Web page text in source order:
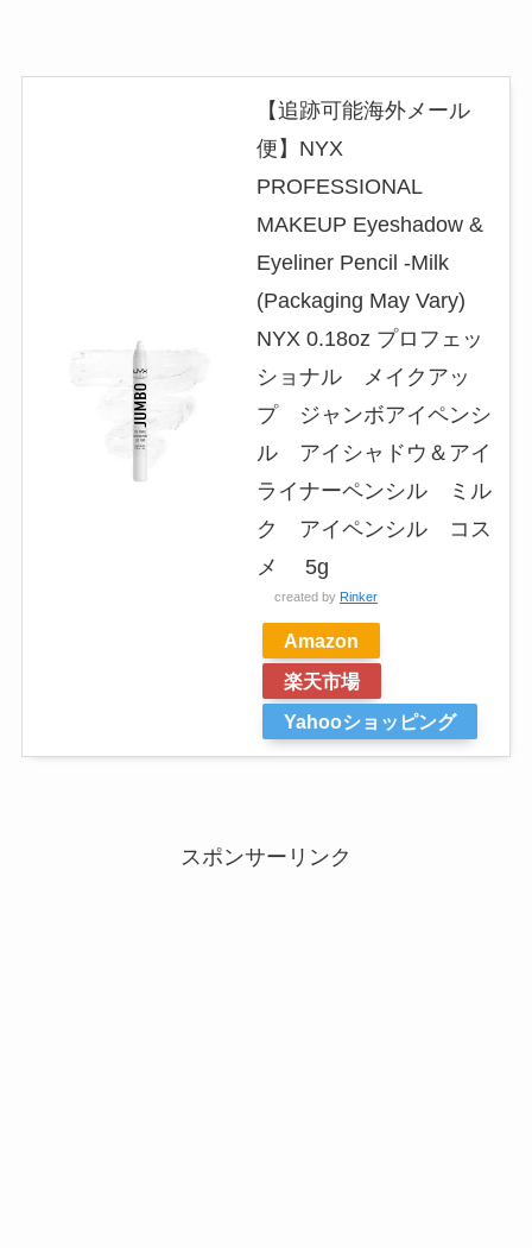
【追跡可能海外メール
便】NYX
PROFESSIONAL
MAKEUP Eyeshadow &
Eyeliner Pencil -Milk
(Packaging May Vary)
NYX 0.18oz プロフェッ
ショナル メイクアッ
プ ジャンボアイペンシ
ル アイシャドウ＆アイ
ライナーペンシル ミル
ク アイペンシル コス
メ 5g
created by Rinker
Amazon
楽天市場
Yahooショッピング
スポンサーリンク